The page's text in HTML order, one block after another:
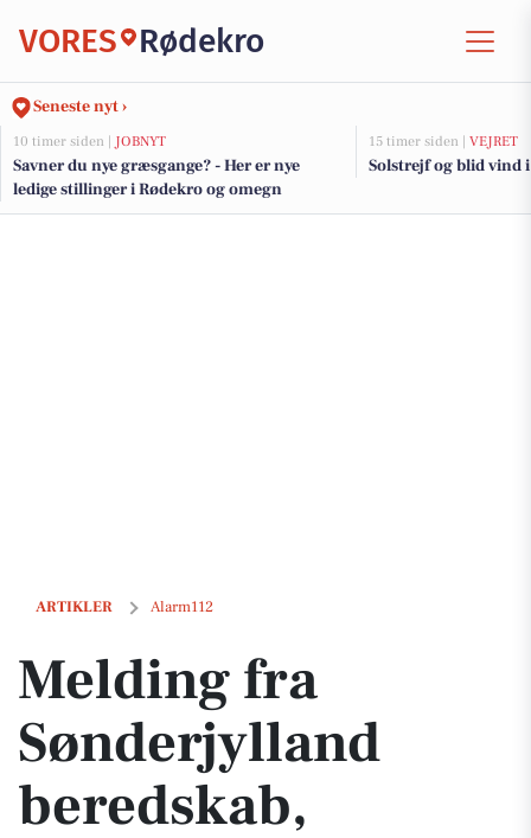
VORES Rødekro
Seneste nyt ›
10 timer siden | JOBNYT
Savner du nye græsgange? - Her er nye
ledige stillinger i Rødekro og omegn
15 timer siden | VEJRET
Solstrejf og blid vind
ARTIKLER Alarm112
Melding fra Sønderjylland beredskab, søndag, kl. 09:19
Melding fra
Sønderjylland
beredskab,